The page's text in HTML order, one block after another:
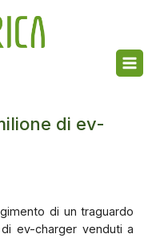
di ev-
di un traguardo
ev-charger venduti a